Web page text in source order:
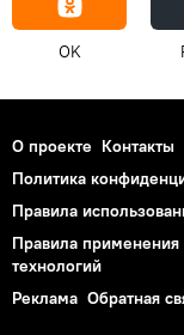
OK
О проекте Контакты
Политика
Правила
Правила
технологий
Реклама Обратная